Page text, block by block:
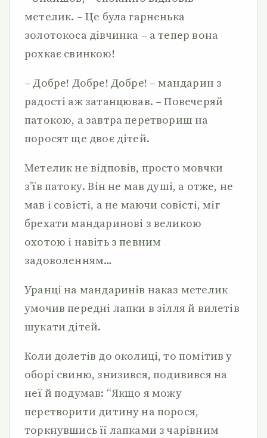
метелик. – Це була гарненька
золотокоса дівчинка – а тепер вона
рохкає свинкою!
– Добре! Добре! Добре! – мандарин з
радості аж затанцював. – Повечеряй
патокою, а завтра перетвориш на
поросят ще двоє дітей.
Метелик не відповів, просто мовчки
з’їв патоку. Він не мав душі, а отже, не
мав і совісті, а не маючи совісті, міг
брехати мандаринові з великою
охотою і навіть з певним
задоволенням…
Уранці на мандаринів наказ метелик
умочив передні лапки в зілля й вилетів
шукати дітей.
Коли долетів до околиці, то помітив у
оборі свиню, знизився, подивився на
неї й подумав: “Якщо я можу
перетворити дитину на порося,
торкнувшись її лапками з чарівним